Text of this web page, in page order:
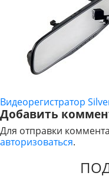
НАВИГАЦИЯ
ПО
ЗАПИСЯМ
Видеорегистратор
Добавить
Для отправки
авторизоваться.